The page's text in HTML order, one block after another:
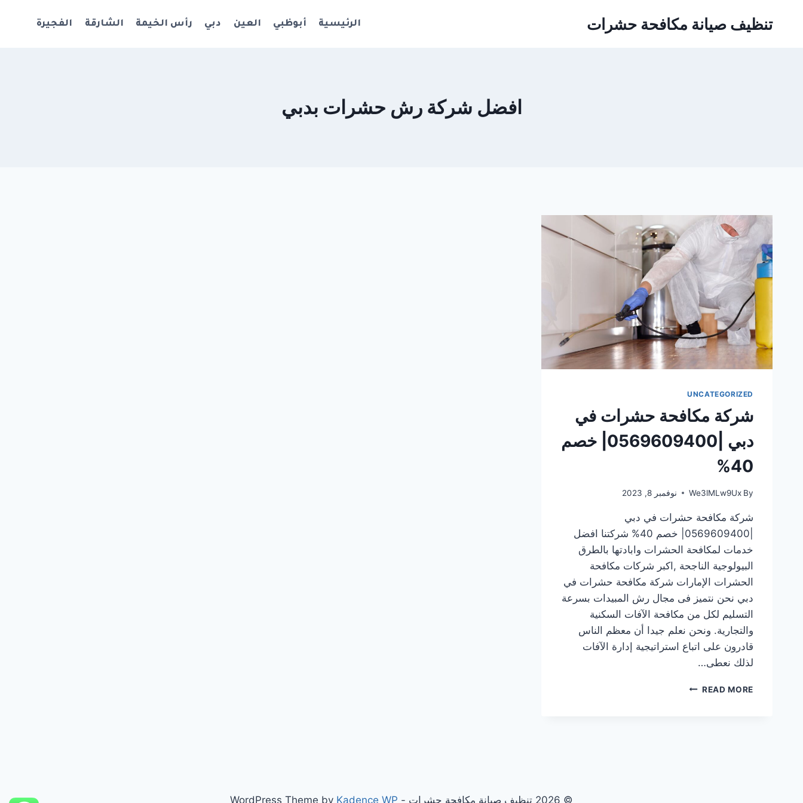
تنظيف صيانة مكافحة حشرات الرئيسية أبوظبي العين دبي رأس الخيمة الشارقة الفجيرة
افضل شركة رش حشرات بدبي
UNCATEGORIZED
شركة مكافحة حشرات في
دبي |0569609400| خصم
40%
By
We3lMLw9Ux نوفمبر 8, 2023
شركة مكافحة حشرات في دبي
|0569609400| خصم 40% شركتنا افضل
خدمات لمكافحة الحشرات وابادتها بالطرق
البيولوجية الناجحة ,اكبر شركات مكافحة
الحشرات الإمارات شركة مكافحة حشرات في
دبي نحن نتميز فى مجال رش المبيدات بسرعة
التسليم لكل من مكافحة الآفات السكنية
والتجارية. ونحن نعلم جيدا أن معظم الناس
قادرون على اتباع استراتيجية إدارة الآفات
لذلك نعطى…
READ MOREشركة
© 2026 تنظيف صيانة مكافحة حشرات - WordPress Theme by Kadence WP